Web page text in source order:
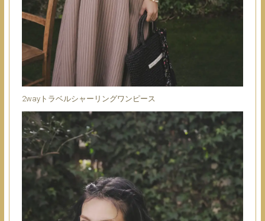
2wayトラベルシャーリングワンピース